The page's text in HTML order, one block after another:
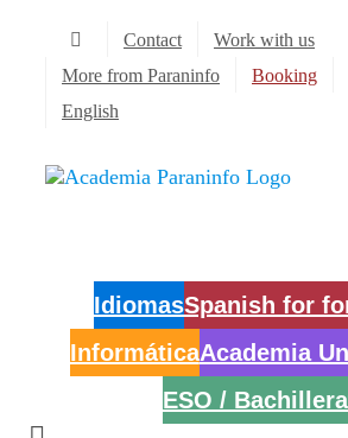
content
Contact
Work with us
More from Paraninfo
Booking
English
IdiomasSpanish for
InformáticaAcademia
ESO /